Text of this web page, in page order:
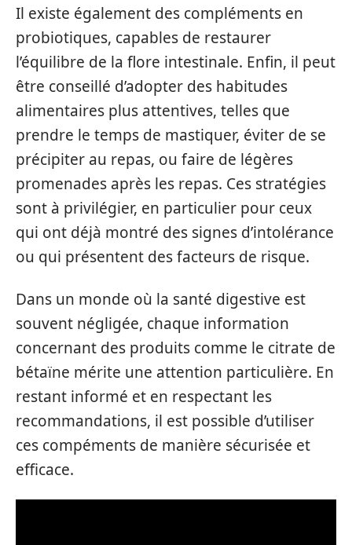
Il existe également des compléments en
probiotiques, capables de restaurer
l’équilibre de la flore intestinale. Enfin, il peut
être conseillé d’adopter des habitudes
alimentaires plus attentives, telles que
prendre le temps de mastiquer, éviter de se
précipiter au repas, ou faire de légères
promenades après les repas. Ces stratégies
sont à privilégier, en particulier pour ceux
qui ont déjà montré des signes d’intolérance
ou qui présentent des facteurs de risque.
Dans un monde où la santé digestive est
souvent négligée, chaque information
concernant des produits comme le citrate de
bétaïne mérite une attention particulière. En
restant informé et en respectant les
recommandations, il est possible d’utiliser
ces compéments de manière sécurisée et
efficace.